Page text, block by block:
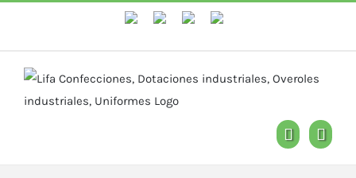
WhastAppFacebookInstagramYouTube